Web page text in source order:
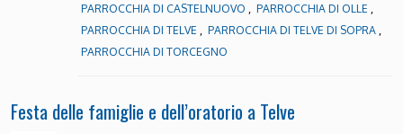
PARROCCHIA DI CASTELNUOVO PARROCCHIA DI OLLE
PARROCCHIA DI TELVE PARROCCHIA DI TELVE DI SOPRA
PARROCCHIA DI TORCEGNO
Festa delle famiglie e dell’oratorio a Telve